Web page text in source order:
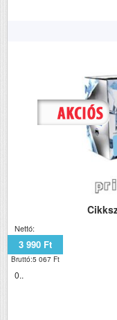
Nettó:
3 990 Ft
Bruttó:5 067 Ft
0..